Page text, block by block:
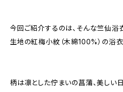
今回ご紹介するのは、そんな竺仙浴
生地の紅梅小紋（木綿100%）の浴衣
柄は凛とした佇まいの菖蒲、美しい